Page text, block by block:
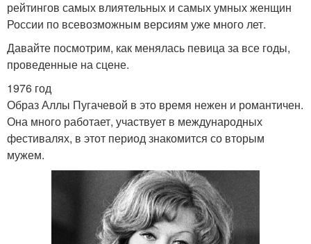
рейтингов самых влиятельных и самых умных женщин
России по всевозможным версиям уже много лет.
Давайте посмотрим, как менялась певица за все годы,
проведенные на сцене.
1976 год
Образ Аллы Пугачевой в это время нежен и романтичен.
Она много работает, участвует в международных
фестивалях, в этот период знакомится со вторым
мужем.